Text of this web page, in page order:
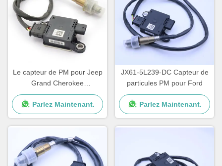
Le capteur de PM pour Jeep
Grand Cherokee
68146140AC 68249512AA
68249512AB 68249512AC
Parlez Maintenant.
JX61-5L239-DC Capteur de
particules PM pour Ford
Parlez Maintenant.